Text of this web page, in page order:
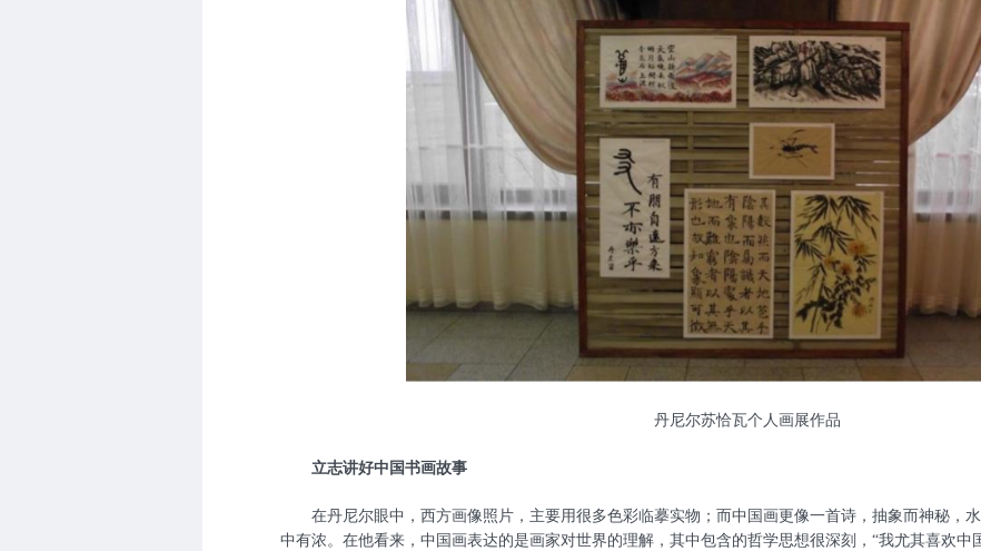
丹尼尔苏恰瓦个人画展作品
立志讲好中国书画故事
在丹尼尔眼中，西方画像照片，主要用很多色彩临摹实物；而中国画更像一首诗，抽象而神秘，
中有浓。在他看来，中国画表达的是画家对世界的理解，其中包含的哲学思想很深刻，“我尤其喜欢中